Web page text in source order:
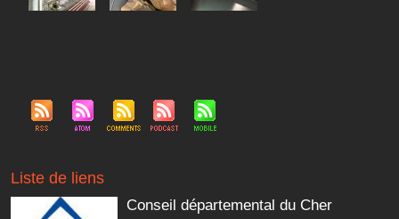
Liste de liens
Conseil départemental du Cher